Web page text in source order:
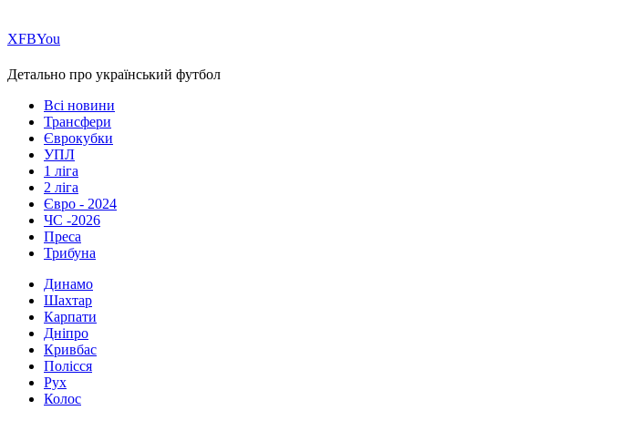
ХFBYou
Детально про український футбол
Всі новини
Трансфери
Єврокубки
УПЛ
1 ліга
2 ліга
Євро - 2024
ЧС -2026
Преса
Трибуна
Динамо
Шахтар
Карпати
Дніпро
Кривбас
Полісся
Рух
Колос